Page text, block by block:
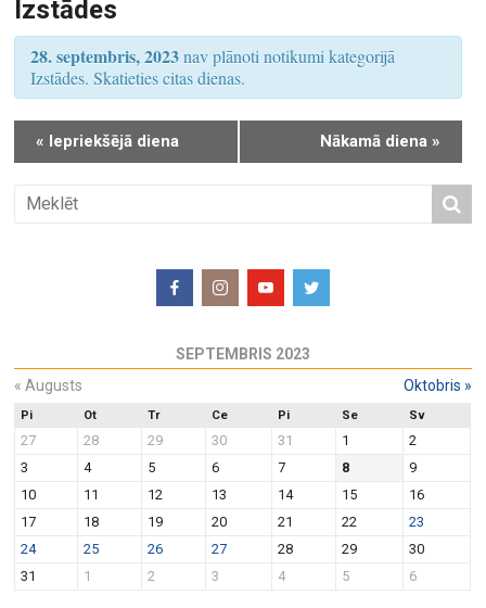
e
a
c
h
a
d
s
N
a
v
g
a
t
m
s
i
e
N
t
i
o
n
Izstādes
28. septembris, 2023nav plānoti notikumi kategorijā
Izstādes. Skatieties citas dienas.
« Iepriekšējā diena Nākamā diena »
SEPTEMBRIS 2023
« Augusts Oktobris »
Pi Ot Tr Ce Pi Se Sv
27 28 29 30 31 1
2
3
4 5 6 7 8
9
10
11 12 13 14 15
16
17
18 19 20 21 22
23
24
25 26 27 28 29
30
31
1 2 3 4 5 6